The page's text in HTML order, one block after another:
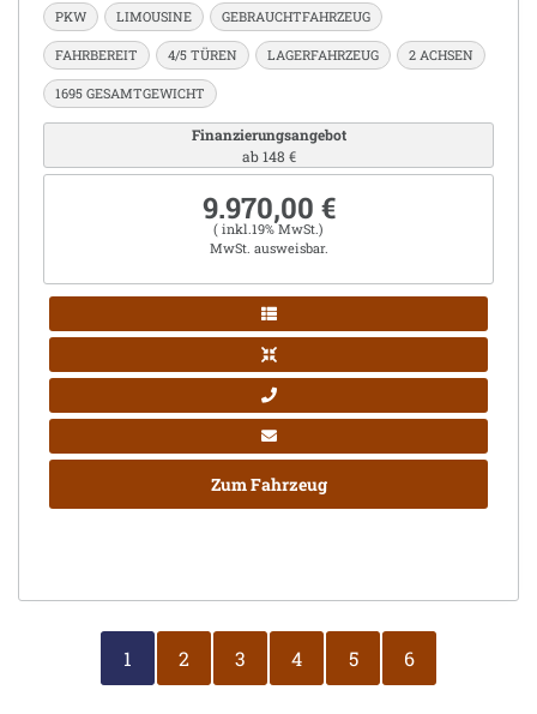
PKW LIMOUSINE GEBRAUCHTFAHRZEUG
FAHRBEREIT 4/5 TÜREN LAGERFAHRZEUG 2 ACHSEN
1695 GESAMTGEWICHT
Finanzierungsangebot
ab 148 €
9.970,00 €
( inkl.19% MwSt.)
MwSt. ausweisbar.
Zum Fahrzeug
1 2 3 4 5 6